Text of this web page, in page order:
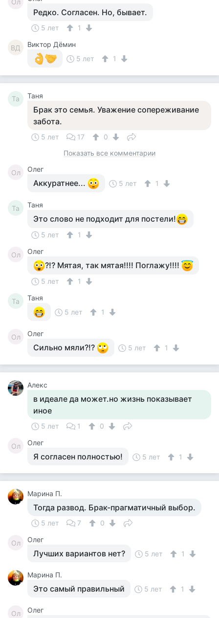
Ол
Редко. Согласен. Но, бывает.
5 лет 1
ВД
Виктор Дёмин
5 лет
1
Та Таня
Брак это семья. Уважение сопереживание
забота.
5 лет 17
0
Показать все комментарии
Ол Олег
Аккуратнее... 5 лет 1
Та Таня
Это слово не подходит для постели!
5 лет 1
Ол Олег
?!? Мятая, так мятая!!!! Поглажу!!!!
5 лет 1
Та
Таня
5 лет
1
Ол Олег
Сильно мяли?!? 5 лет 1
Алекс
в идеале да может.но жизнь показывает
иное
5 лет 1 0
Ол Олег
Я согласен полностью! 5 лет 1
Марина П.
Тогда развод. Брак-прагматичный выбор.
5 лет 7 0
Ол Олег
Лучших вариантов нет? 5 лет 1
Марина П.
Это самый правильный 5 лет 1
Ол Олег